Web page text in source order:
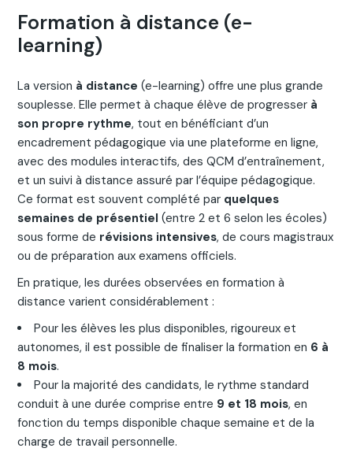
Formation à distance (e-
learning)
La version à distance (e-learning) offre une plus grande
souplesse. Elle permet à chaque élève de progresser à
son propre rythme, tout en bénéficiant d’un
encadrement pédagogique via une plateforme en ligne,
avec des modules interactifs, des QCM d’entraînement,
et un suivi à distance assuré par l’équipe pédagogique.
Ce format est souvent complété par quelques
semaines de présentiel (entre 2 et 6 selon les écoles)
sous forme de révisions intensives, de cours magistraux
ou de préparation aux examens officiels.
En pratique, les durées observées en formation à
distance varient considérablement :
Pour les élèves les plus disponibles, rigoureux et
autonomes, il est possible de finaliser la formation en 6 à
8 mois.
Pour la majorité des candidats, le rythme standard
conduit à une durée comprise entre 9 et 18 mois, en
fonction du temps disponible chaque semaine et de la
charge de travail personnelle.